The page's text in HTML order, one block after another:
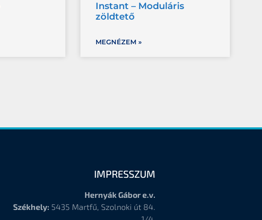
Instant – Moduláris
zöldtető
MEGNÉZEM »
IMPRESSZUM
Hernyák Gábor e.v.
Székhely: 5435 Martfű, Szolnoki út 84.